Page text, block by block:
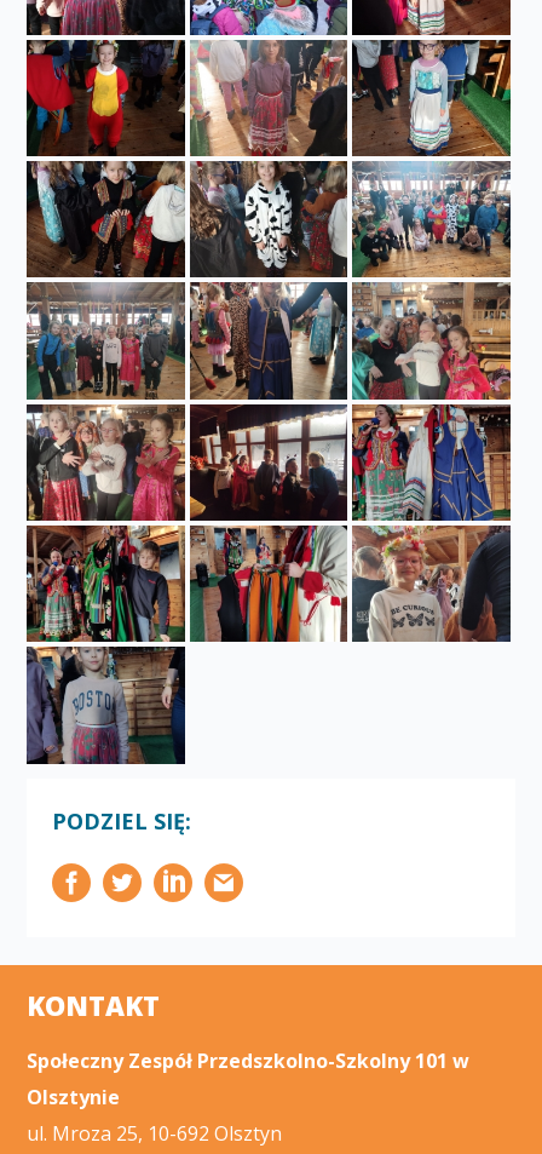
PODZIEL SIĘ:
KONTAKT
Społeczny Zespół Przedszkolno-Szkolny 101 w
Olsztynie
ul. Mroza 25, 10-692 Olsztyn